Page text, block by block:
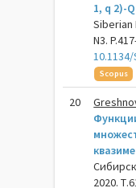
1, q 2)-
Siberian
N3.
Scopus
20
2020.